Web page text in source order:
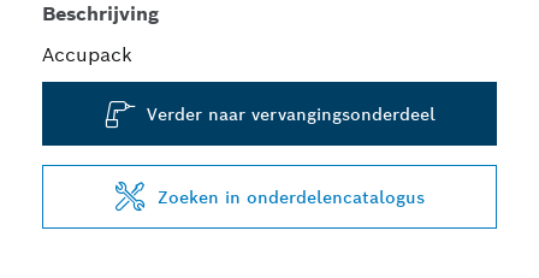
Beschrijving
Accupack
Verder naar vervangingsonderdeel
Zoeken in onderdelencatalogus